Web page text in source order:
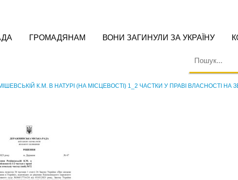
ГРОМАДЯНАМ ВОНИ ЗАГИНУЛИ ЗА УКРАЇНУ
К.М. В НАТУРІ (НА МІСЦЕВОСТІ) 1_2 ЧАСТКИ У ПРАВІ ВЛАСНОСТІ НА